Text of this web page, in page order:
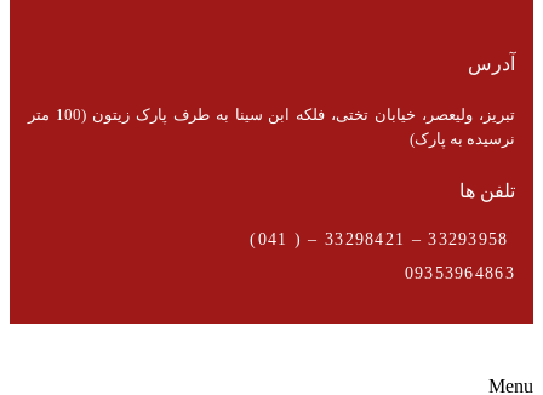
آدرس
تبریز، ولیعصر، خیابان تختی، فلکه ابن سینا به طرف پارک زیتون (100 متر
نرسیده به پارک)
تلفن ها
09353964863
Menu